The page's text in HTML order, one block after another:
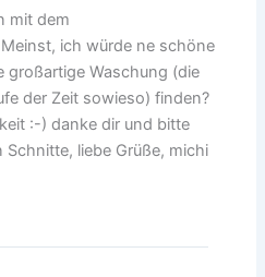
mit dem
ich würde ne schöne
großartige Waschung (die
der Zeit sowieso) finden?
:-) danke dir und bitte
liebe Grüße, michi